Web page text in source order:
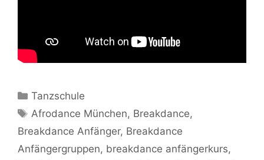
Kategorien
Tanzschule
Schlagwörter
Afrodance München, Breakdance,
Breakdance Anfänger, Breakdance
Anfängergruppen, breakdance anfängerkurs,